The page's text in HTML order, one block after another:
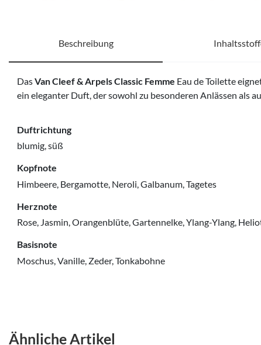
Beschreibung
DasVan Cleef & Arpels Classic Femme Eau de Toilette
ein eleganter Duft, der sowohl zu besonderen Anlässen als
Duftrichtung
blumig, süß
Kopfnote
Himbeere, Bergamotte, Neroli, Galbanum, Tagetes
Herznote
Rose, Jasmin, Orangenblüte, Gartennelke, Ylang-Ylang,
Basisnote
Moschus, Vanille, Zeder, Tonkabohne
Ähnliche Artikel